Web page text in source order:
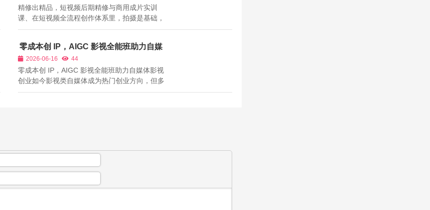
精修出精品，短视频后期精修与商用成片实训
课、在短视频全流程创作体系里，拍摄是基础，
剪辑是骨架，而后期精修与成片输出直接决定作
期环节分为基础剪辑、精修优化、包装设计、格
式输出四大核心板块，很多学员学完基础剪...
零成本创 IP，AIGC 影视全能班助力自媒
体影视创业
2026-06-16 44
零成本创 IP，AIGC 影视全能班助力自媒体影视
创业如今影视类自媒体成为热门创业方向，但多
数个人创业者面临多重难题：购置专业设备、租